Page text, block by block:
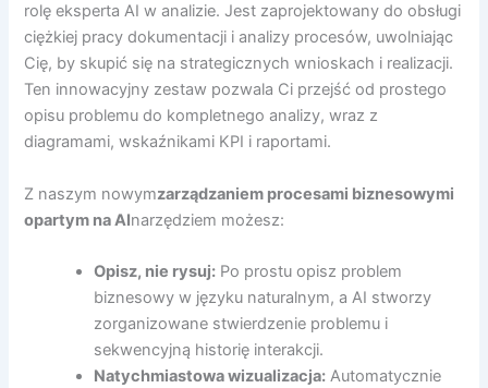
rolę eksperta AI w analizie. Jest zaprojektowany do obsługi
ciężkiej pracy dokumentacji i analizy procesów, uwolniając
Cię, by skupić się na strategicznych wnioskach i realizacji.
Ten innowacyjny zestaw pozwala Ci przejść od prostego
opisu problemu do kompletnego analizy, wraz z
diagramami, wskaźnikami KPI i raportami.
Z naszym nowymzarządzaniem procesami biznesowymi
opartym na AInarzędziem możesz:
Opisz, nie rysuj: Po prostu opisz problem
biznesowy w języku naturalnym, a AI stworzy
zorganizowane stwierdzenie problemu i
sekwencyjną historię interakcji.
Natychmiastowa wizualizacja: Automatycznie